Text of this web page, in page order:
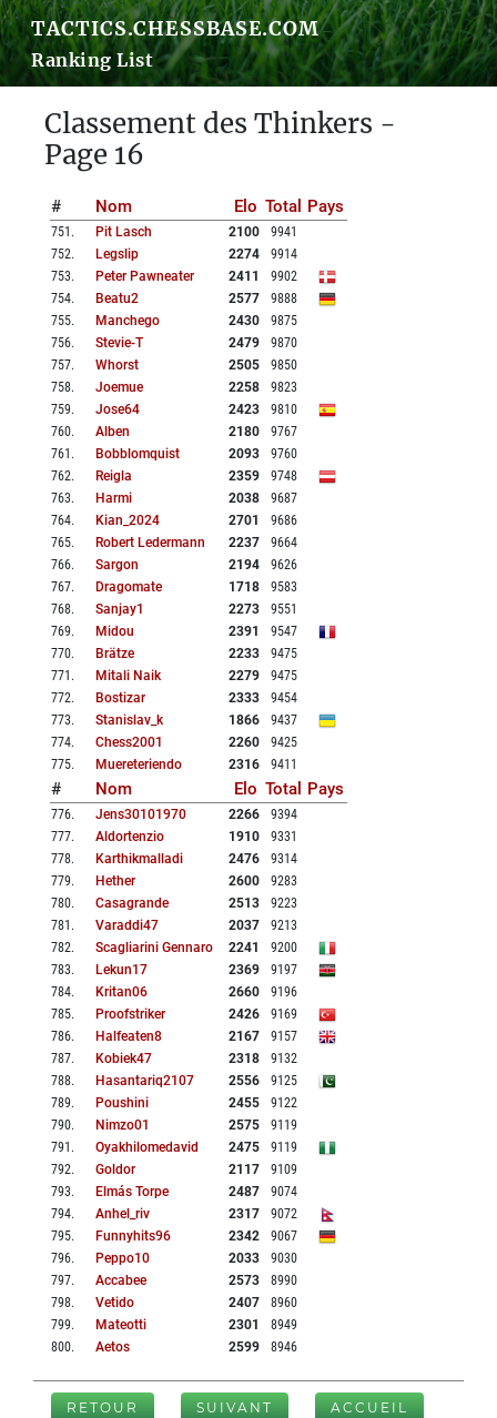
TACTICS.CHESSBASE.COM
Ranking List
Classement des Thinkers -
Page 16
# Nom Elo Total Pays
751 . Pit Lasch 2100
9941
752. Legslip 2274
9914
753. Peter Pawneater 2411
9902
754. Beatu2 2577
9888
755. Manchego 2430
9875
756. Stevie-T 2479
9870
757. Whorst 2505
9850
758. Joemue 2258
9823
759. Jose64 2423
9810
760. Alben 2180
9767
761 . Bobblomquist 2093
9760
762. Reigla 2359
9748
763. Harmi 2038
9687
764. Kian_2024 2701
9686
765. Robert Ledermann 2237
9664
766. Sargon 2194
9626
767. Dragomate 1718
9583
768. Sanjay1 2273
9551
769. Midou 2391
9547
770. Brätze 2233
9475
771 . Mitali Naik 2279
9475
772. Bostizar 2333
9454
773. Stanislav_k 1866
9437
774. Chess2001 2260
9425
775. Muereteriendo 2316 9411
# Nom Elo Total Pays
776. Jens30101970 2266
9394
777. Aldortenzio 1910
9331
778. Karthikmalladi 2476
9314
779. Hether 2600
9283
780. Casagrande 2513
9223
781 . Varaddi47 2037
9213
782. Scagliarini Gennaro 2241
9200
783. Lekun17 2369
9197
784. Kritan06 2660
9196
785. Proofstriker 2426
9169
786. Halfeaten8 2167
9157
787. Kobiek47 2318
9132
788. Hasantariq2107 2556
9125
789. Poushini 2455
9122
790. Nimzo01 2575
9119
791 . Oyakhilomedavid 2475
9119
792. Goldor 2117
9109
793. Elmás Torpe 2487
9074
794. Anhel_riv 2317
9072
795. Funnyhits96 2342
9067
796. Peppo10 2033
9030
797. Accabee 2573
8990
798. Vetido 2407
8960
799. Mateotti 2301
8949
800. Aetos 2599 8946
RETOUR SUIVANT ACCUEIL